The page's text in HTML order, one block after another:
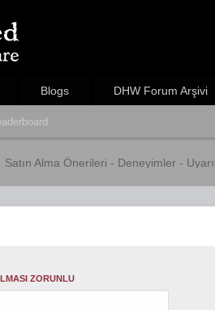
Blogs DHW Forum Arşivi
Satın Alma Önerileri - Deneyimler -
ZORUNLU